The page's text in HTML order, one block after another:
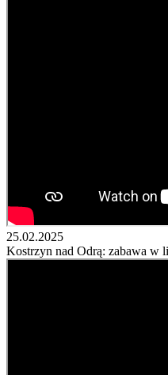
25.02.2025
Kostrzyn nad Odrą: zabawa w